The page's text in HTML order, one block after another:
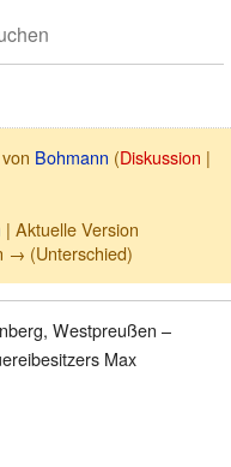
Bohmann (Diskussion |
| Aktuelle Version
→ (Unterschied)
Westpreußen –
Max